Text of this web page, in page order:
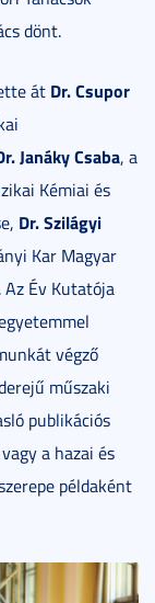
dönt.
át Dr. Csupor
Janáky Csaba, a
Kémiai és
Dr. Szilágyi
Kar Magyar
Év Kutatója
végző
műszaki
publikációs
a hazai és
példaként